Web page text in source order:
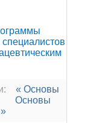
« Основы
Основы